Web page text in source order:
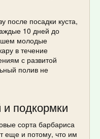
после посадки куста,
10 дней до
молодые
в течение
с развитой
полив не
подкормки
сорта барбариса
еще и потому, что им